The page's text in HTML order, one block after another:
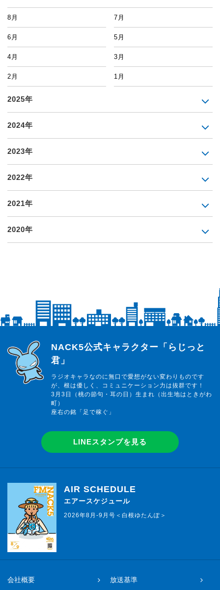
8月 7月
6月 5月
4月 3月
2月 1月
2025年
2024年
2023年
2022年
2021年
2020年
らじっと君
NACK5公式キャラクター「らじっと
君」
ラジオキャラなのに無口で愛想がない変わりものです
が、根は優しく、コミュニケーション力は抜群です！
3月3日（桃の節句・耳の日）生まれ（出生地はときがわ
町）
座右の銘「足で稼ぐ」
LINEスタンプを見る
AIR SCHEDULE
エアースケジュール
2026年8月-9月号＜白根ゆたんぽ＞
会社概要 放送基準